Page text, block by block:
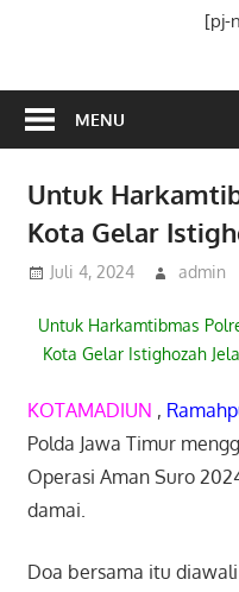
[pj-
MENU
Untuk
Kota Gelar
Juli 4, 2024 admin
Untuk Harkamtibmas
Kota Gelar Istighozah
KOTAMADIUN ,
Polda Jawa Timur
Operasi Aman Suro
damai.
Doa bersama itu